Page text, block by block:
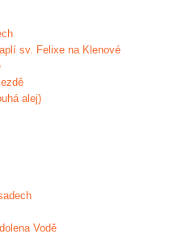
sv. Felixe na Klenové
alej)
Vodě